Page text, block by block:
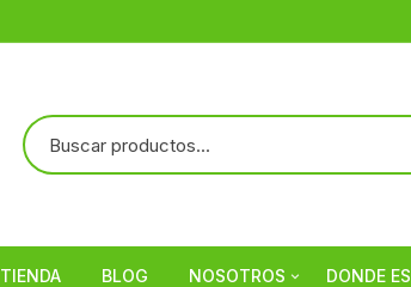
TIENDA BLOG NOSOTROS DONDE